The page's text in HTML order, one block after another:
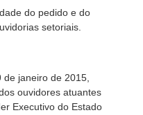
do pedido e do
setoriais.
de janeiro de 2015,
ouvidores atuantes
Executivo do Estado